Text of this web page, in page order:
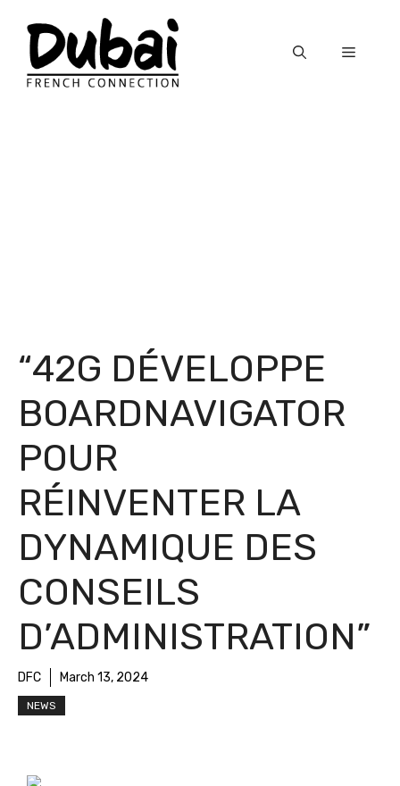
content
Menu
“42G DÉVELOPPE
BOARDNAVIGATOR
POUR
RÉINVENTER LA
DYNAMIQUE DES
CONSEILS
D’ADMINISTRATION”
DFC March 13, 2024
NEWS